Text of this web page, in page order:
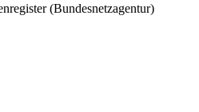
(Bundesnetzagentur)